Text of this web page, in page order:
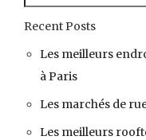
Recent Posts
Les meilleurs
à Paris
Les marchés de
Les meilleurs